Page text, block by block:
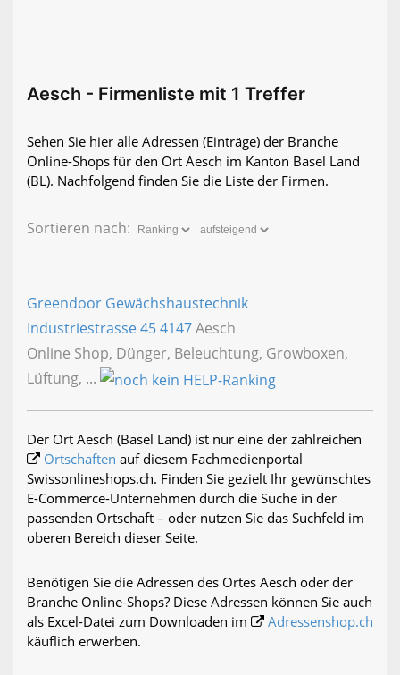
Aesch - Firmenliste mit 1 Treffer
Sehen Sie hier alle Adressen (Einträge) der Branche
Online-Shops für den Ort Aesch im Kanton Basel Land
(BL). Nachfolgend finden Sie die Liste der Firmen.
Sortieren nach:
Greendoor Gewächshaustechnik
Industriestrasse 454147Aesch
Online Shop, Dünger, Beleuchtung, Growboxen,
Lüftung, ...
Der Ort Aesch (Basel Land) ist nur eine der zahlreichen
Ortschaften auf diesem Fachmedienportal
Swissonlineshops.ch. Finden Sie gezielt Ihr gewünschtes
E-Commerce-Unternehmen durch die Suche in der
passenden Ortschaft – oder nutzen Sie das Suchfeld im
oberen Bereich dieser Seite.
Benötigen Sie die Adressen des Ortes Aesch oder der
Branche Online-Shops? Diese Adressen können Sie auch
als Excel-Datei zum Downloaden im
Adressenshop.ch
käuflich erwerben.